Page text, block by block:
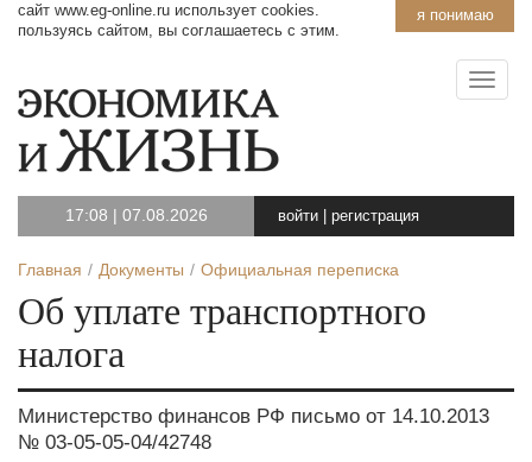
я понимаю
сайт www.eg-online.ru использует cookies.
пользуясь сайтом, вы соглашаетесь с этим.
17:08 | 07.08.2026 войти регистрация
Главная Документы Официальная переписка
Об уплате транспортного
налога
Министерство финансов РФ письмо от 14.10.2013
№ 03-05-05-04/42748